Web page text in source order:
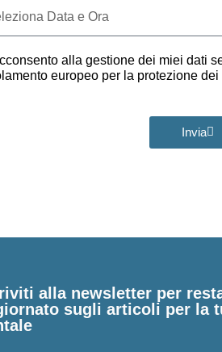
alla gestione dei miei dati
europeo per la protezione
Invia
alla newsletter per
sugli articoli per la